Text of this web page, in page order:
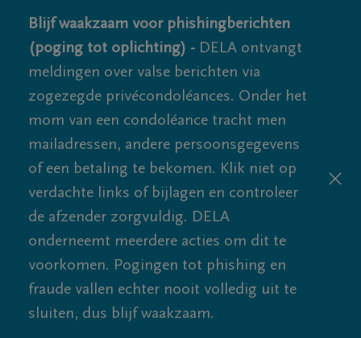
Blijf waakzaam voor phishingberichten
(poging tot oplichting) - DELA ontvangt
meldingen over valse berichten via
zogezegde privécondoléances. Onder het
mom van een condoléance tracht men
mailadressen, andere persoonsgegevens
of een betaling te bekomen. Klik niet op
verdachte links of bijlagen en controleer
de afzender zorgvuldig. DELA
onderneemt meerdere acties om dit te
voorkomen. Pogingen tot phishing en
fraude vallen echter nooit volledig uit te
sluiten, dus blijf waakzaam.